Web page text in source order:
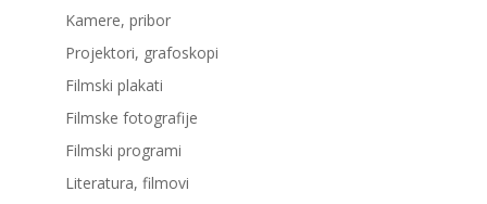
Kamere, pribor
Projektori, grafoskopi
Filmski plakati
Filmske fotografije
Filmski programi
Literatura, filmovi